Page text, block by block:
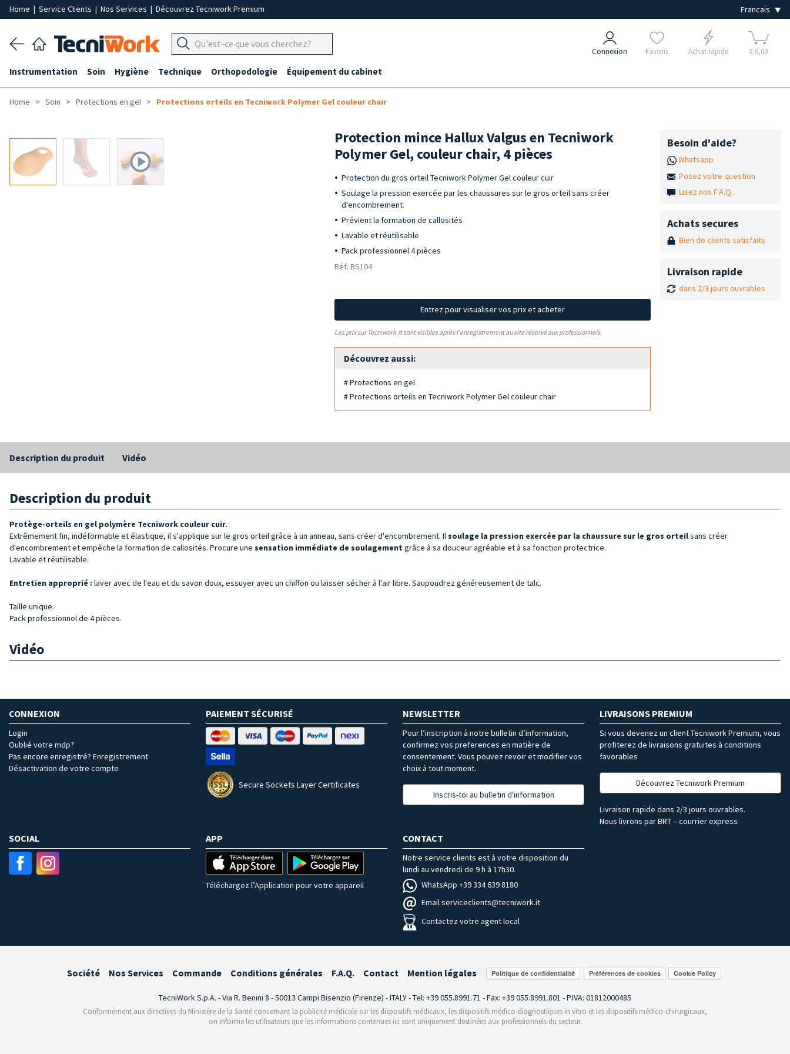
Home | Service Clients | Nos Services | Découvrez Tecniwork Premium
Connexion Favoris Achat rapide € 0,00
Instrumentation Soin Hygiène Technique Orthopodologie Équipement du cabinet
Home Soin Protections en gel Protections orteils en Tecniwork Polymer Gel couleur chair
Protection mince Hallux Valgus en Tecniwork
Polymer Gel, couleur chair, 4 pièces
Protection du gros orteil Tecniwork Polymer Gel couleur cuir
Soulage la pression exercée par les chaussures sur le gros orteil sans créer
d'encombrement.
Prévient la formation de callosités
Lavable et réutilisable
Pack professionnel 4 pièces
Réf: BS104
Entrez pour visualiser vos prix et acheter
Les prix sur Tecniwork.it sont visibles après l'enregistrement au site réservé aux professionnels.
Découvrez aussi:
# Protections en gel
# Protections orteils en Tecniwork Polymer Gel couleur chair
Besoin d'aide?
Whatsapp
Posez votre question
Lisez nos F.A.Q.
Achats secures
Bien de clients satisfaits
Livraison rapide
dans 2/3 jours ouvrables
Description du produit Vidéo
Description du produit
Protège-orteils en gel polymère Tecniwork couleur cuir.
Extrêmement fin, indéformable et élastique, il s'applique sur le gros orteil grâce à un anneau, sans créer d'encombrement. Ilsoulage la pression exercée par la chaussure sur le gros orteilsans créer
d'encombrement et empêche la formation de callosités. Procure une sensation immédiate de soulagementgrâce à sa douceur agréable et à sa fonction protectrice.
Lavable et réutilisable.
Entretien approprié : laver avec de l'eau et du savon doux, essuyer avec un chiffon ou laisser sécher à l'air libre. Saupoudrez généreusement de talc.
Taille unique.
Pack professionnel de 4 pièces.
Vidéo
CONNEXION
Login
Oublié votre mdp?
Pas encore enregistré? Enregistrement
Désactivation de votre compte
PAIEMENT SÉCURISÉ
Secure Sockets Layer Certificates
NEWSLETTER
Pour l’inscription à notre bulletin d’information,
confirmez vos preferences en matière de
consentement. Vous pouvez revoir et modifier vos
choix à tout moment.
Inscris-toi au bulletin d'information
LIVRAISONS PREMIUM
Si vous devenez un client Tecniwork Premium, vous
profiterez de livraisons gratuites à conditions
favorables
Découvrez Tecniwork Premium
Livraison rapide dans 2/3 jours ouvrables.
Nous livrons par BRT – courrier express
SOCIAL APP
Téléchargez l’Application pour votre appareil
CONTACT
Notre service clients est à votre disposition du
lundi au vendredi de 9 h à 17h30.
WhatsApp +39 334 639 8180
Email serviceclients@tecniwork.it
Contactez votre agent local
Société Nos Services Commande Conditions générales F.A.Q. Contact Mention légales Préférences de cookies
TecniWork S.p.A. - Via R. Benini 8 - 50013 Campi Bisenzio (Firenze) - ITALY - Tel: +39 055.8991.71 - Fax: +39 055.8991.801 - P.IVA: 01812000485
Conformément aux directives du Ministère de la Santé concernant la publicité médicale sur les dispositifs médicaux, les dispositifs médico-diagnostiques in vitro et les dispositifs médico-chirurgicaux,
on informe les utilisateurs que les informations contenues ici sont uniquement destinées aux professionnels du secteur.